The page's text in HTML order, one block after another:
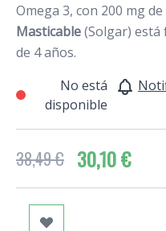
Omega 3, con 200 mg
Masticable(Solgar)
de 4 años.
No está
disponible
38,49 € 30,10 €